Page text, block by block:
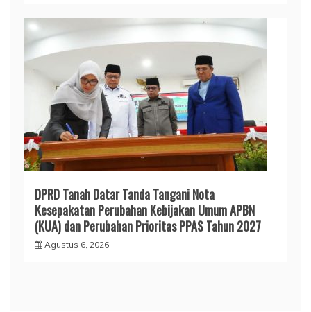
DPRD Tanah Datar Tanda Tangani Nota
Kesepakatan Perubahan Kebijakan Umum APBN
(KUA) dan Perubahan Prioritas PPAS Tahun 2027
Agustus 6, 2026